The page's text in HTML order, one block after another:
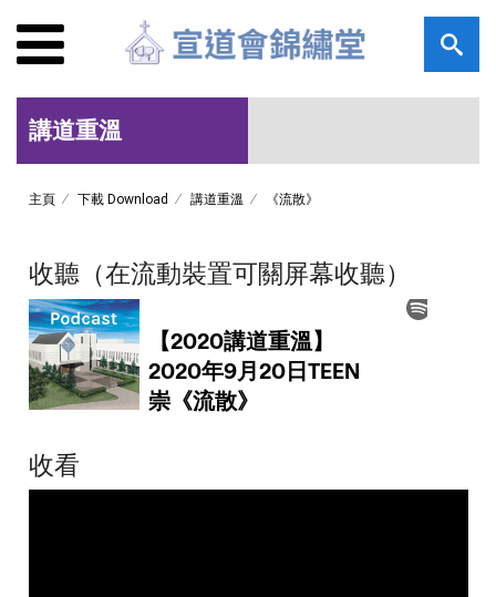
講道重溫
主頁 下載 Download 講道重溫 《流散》
收聽（在流動裝置可關屏幕收聽）
收看